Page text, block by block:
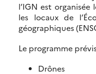
l’IGN est
les locaux de
géographiques
Le programme
Drônes